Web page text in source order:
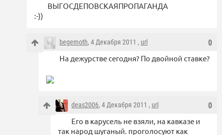
ВЫГОСДЕПОВСКАЯПРОПАГАНДА
:-))
0
begemoth, 4 Декабря 2011 , url
На дежурстве сегодня? По двойной ставке?
0
deas2006, 4 Декабря 2011 , url
Его в карусель не взяли, на кавказе и
так народ шуганый. проголосуют как